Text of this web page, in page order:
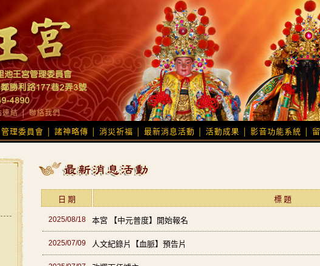
連結│聯絡我們
管理委員會 諸神略傳 消災祈福 最新消息活動 活動成果 影音功能系統
日 期 標 題
2025/08/18 本宮 【中元普度】開始報名
2025/07/09 人文紀錄片【血脈】預告片